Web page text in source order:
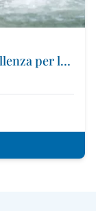
Ursus Adventures: il centro d'eccellenza per le attività outdoor premium in Trentino